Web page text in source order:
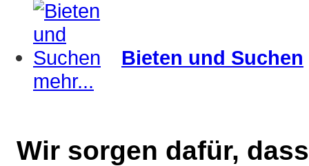
Bieten und Suchen
mehr...
Wir sorgen dafür,